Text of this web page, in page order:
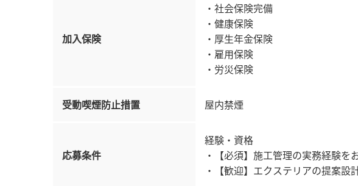
加入保険
・社会保険完備
・健康保険
・厚生年金保険
・雇用保険
・労災保険
受動喫煙防止措置 屋内禁煙
応募条件
経験・資格
・【必須】施工管理の実務経験を
・【歓迎】エクステリアの提案